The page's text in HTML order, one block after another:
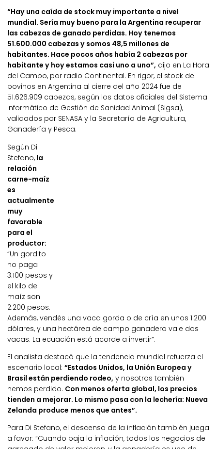
“Hay una caída de stock muy importante a nivel
mundial. Sería muy bueno para la Argentina recuperar
las cabezas de ganado perdidas. Hoy tenemos
51.600.000 cabezas y somos 48,5 millones de
habitantes. Hace pocos años había 2 cabezas por
habitante y hoy estamos casi uno a uno”, dijo en La Hora
del Campo, por radio Continental. En rigor, el stock de
bovinos en Argentina al cierre del año 2024 fue de
51.626.909 cabezas, según los datos oficiales del Sistema
Informático de Gestión de Sanidad Animal (Sigsa),
validados por SENASA y la Secretaría de Agricultura,
Ganadería y Pesca.
Según Di
Stefano, la
relación
carne-maíz
es
actualmente
muy
favorable
para el
productor:
“Un gordito
no paga
3.100 pesos y
el kilo de
maíz son
2.200 pesos.
Además, vendés una vaca gorda o de cría en unos 1.200
dólares, y una hectárea de campo ganadero vale dos
vacas. La ecuación está acorde a invertir”.
El analista destacó que la tendencia mundial refuerza el
escenario local: “Estados Unidos, la Unión Europea y
Brasil están perdiendo rodeo, y nosotros también
hemos perdido. Con menos oferta global, los precios
tienden a mejorar. Lo mismo pasa con la lechería: Nueva
Zelanda produce menos que antes”.
Para Di Stefano, el descenso de la inflación también juega
a favor: “Cuando baja la inflación, todos los negocios de